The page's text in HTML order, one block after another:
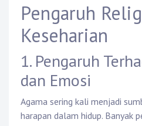
Pengaruh
Keseharian
1. Pengaruh
dan Emosi
Agama sering kali menjadi
harapan dalam hidup. Banyak